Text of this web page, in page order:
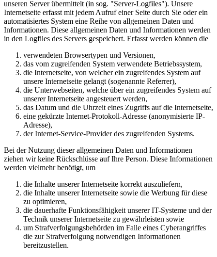
unseren Server übermittelt (in sog. "Server-Logfiles"). Unsere
Internetseite erfasst mit jedem Aufruf einer Seite durch Sie oder ein
automatisiertes System eine Reihe von allgemeinen Daten und
Informationen. Diese allgemeinen Daten und Informationen werden
in den Logfiles des Servers gespeichert. Erfasst werden können die
verwendeten Browsertypen und Versionen,
das vom zugreifenden System verwendete Betriebssystem,
die Internetseite, von welcher ein zugreifendes System auf
unsere Internetseite gelangt (sogenannte Referrer),
die Unterwebseiten, welche über ein zugreifendes System auf
unserer Internetseite angesteuert werden,
das Datum und die Uhrzeit eines Zugriffs auf die Internetseite,
eine gekürzte Internet-Protokoll-Adresse (anonymisierte IP-
Adresse),
der Internet-Service-Provider des zugreifenden Systems.
Bei der Nutzung dieser allgemeinen Daten und Informationen
ziehen wir keine Rückschlüsse auf Ihre Person. Diese Informationen
werden vielmehr benötigt, um
die Inhalte unserer Internetseite korrekt auszuliefern,
die Inhalte unserer Internetseite sowie die Werbung für diese
zu optimieren,
die dauerhafte Funktionsfähigkeit unserer IT-Systeme und der
Technik unserer Internetseite zu gewährleisten sowie
um Strafverfolgungsbehörden im Falle eines Cyberangriffes
die zur Strafverfolgung notwendigen Informationen
bereitzustellen.